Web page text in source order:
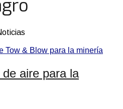
aire para la